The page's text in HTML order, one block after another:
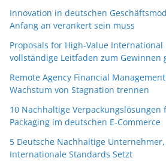
Innovation in deutschen
Anfang an verankert sein muss
Proposals for High-Value International
vollständige Leitfaden zum Gewinnen
Remote Agency Financial
Wachstum von Stagnation trennen
10 Nachhaltige Verpackungslösungen
Packaging im deutschen E-Commerce
5 Deutsche Nachhaltige
Internationale Standards Setzt